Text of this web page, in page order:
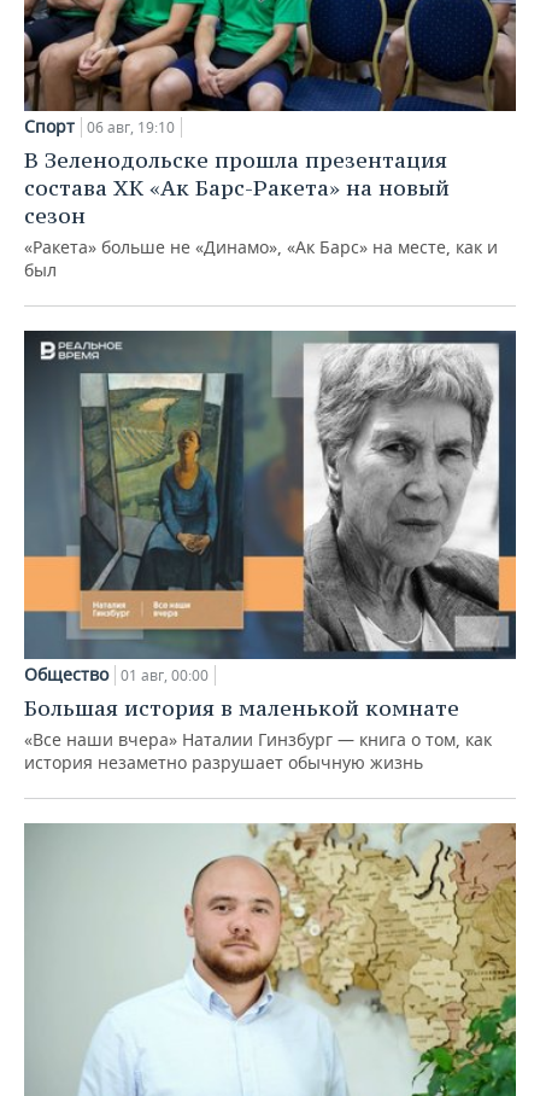
Спорт 06 авг, 19:10
В Зеленодольске прошла презентация
состава ХК «Ак Барс-Ракета» на новый
сезон
«Ракета» больше не «Динамо», «Ак Барс» на месте, как и
был
Общество 01 авг, 00:00
Большая история в маленькой комнате
«Все наши вчера» Наталии Гинзбург — книга о том, как
история незаметно разрушает обычную жизнь